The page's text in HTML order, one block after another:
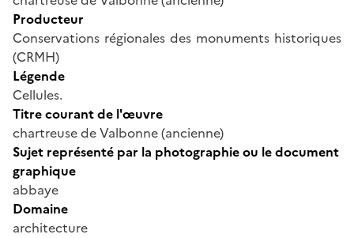
Producteur
Conservations régionales des monuments historiques
(CRMH)
Légende
Cellules.
Titre courant de l'œuvre
chartreuse de Valbonne (ancienne)
Sujet représenté par la photographie ou le document
graphique
abbaye
Domaine
architecture